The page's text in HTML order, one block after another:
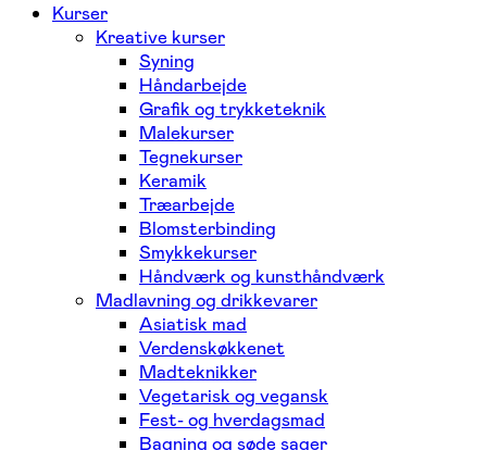
Kurser
Kreative kurser
Syning
Håndarbejde
Grafik og trykketeknik
Malekurser
Tegnekurser
Keramik
Træarbejde
Blomsterbinding
Smykkekurser
Håndværk og kunsthåndværk
Madlavning og drikkevarer
Asiatisk mad
Verdenskøkkenet
Madteknikker
Vegetarisk og vegansk
Fest- og hverdagsmad
Bagning og søde sager